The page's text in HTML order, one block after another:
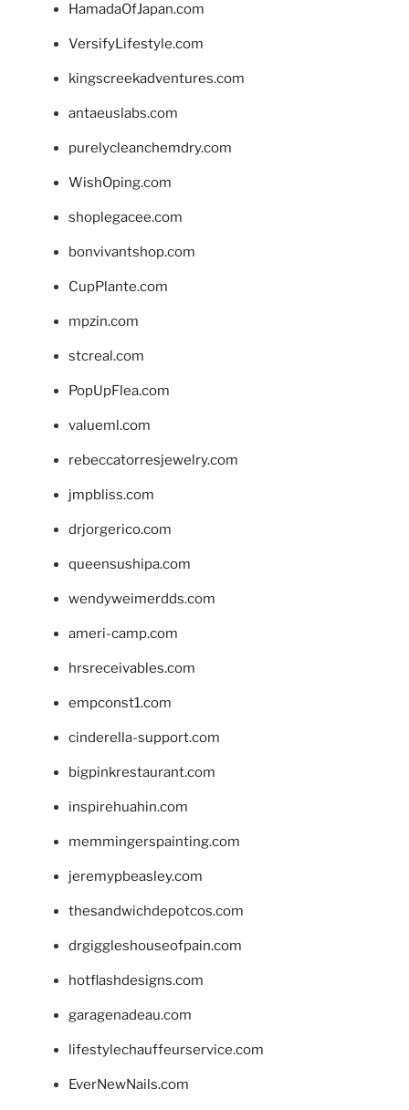
HamadaOfJapan.com
VersifyLifestyle.com
kingscreekadventures.com
antaeuslabs.com
purelycleanchemdry.com
WishOping.com
shoplegacee.com
bonvivantshop.com
CupPlante.com
mpzin.com
stcreal.com
PopUpFlea.com
valueml.com
rebeccatorresjewelry.com
jmpbliss.com
drjorgerico.com
queensushipa.com
wendyweimerdds.com
ameri-camp.com
hrsreceivables.com
empconst1.com
cinderella-support.com
bigpinkrestaurant.com
inspirehuahin.com
memmingerspainting.com
jeremypbeasley.com
thesandwichdepotcos.com
drgiggleshouseofpain.com
hotflashdesigns.com
garagenadeau.com
lifestylechauffeurservice.com
EverNewNails.com